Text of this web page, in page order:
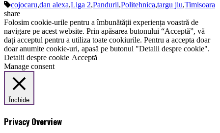
cojocaru,dan alexa,Liga 2,Pandurii,Politehnica,targu jiu,Timisoara
share
Folosim cookie-urile pentru a îmbunătății experiența voastră de
navigare pe acest website. Prin apăsarea butonului “Acceptă”, vă
dați acceptul pentru a utiliza toate cookiurile. Pentru a accepta doar
doar anumite cookie-uri, apasă pe butonul "Detalii despre cookie".
Detalii despre cookie Acceptă
Manage consent
Închide
Privacy Overview